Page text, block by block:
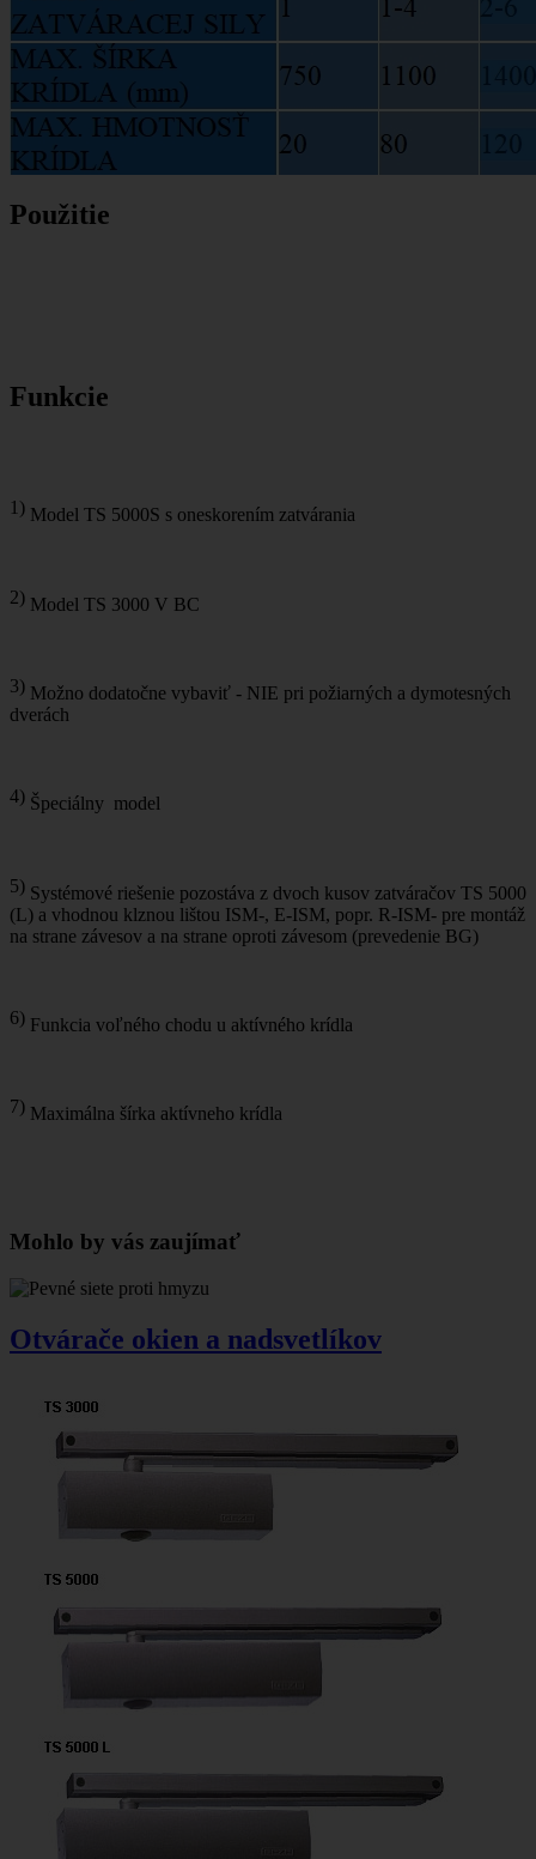
Použitie
Funkcie
1) Model TS 5000S s oneskorením zatvárania
2) Model TS 3000 V BC
3) Možno dodatočne vybaviť - NIE pri požiarných a dymotesných
dverách
4) Špeciálny model
5) Systémové riešenie pozostáva z dvoch kusov zatváračov TS 5000
(L) a vhodnou klznou lištou ISM-, E-ISM, popr. R-ISM- pre montáž
na strane závesov a na strane oproti závesom (prevedenie BG)
6) Funkcia voľného chodu u aktívného krídla
7) Maximálna šírka aktívneho krídla
Mohlo by vás zaujímať
Otvárače okien a nadsvetlíkov